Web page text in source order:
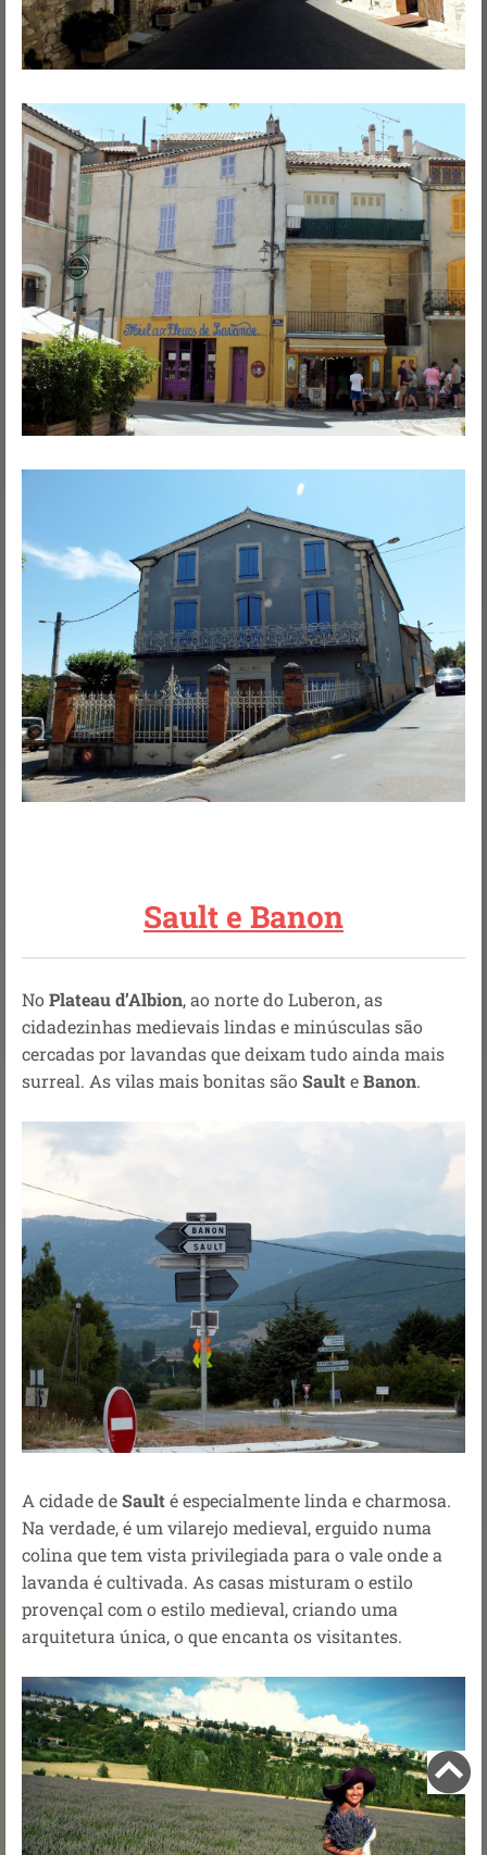
Sault e Banon
NoPlateau d’Albion, ao norte do Luberon, as
cidadezinhas medievais lindas e minúsculas são
cercadas por lavandas que deixam tudo ainda mais
surreal. As vilas mais bonitas sãoSaulteBanon.
A cidade deSaulté especialmente linda e charmosa.
Na verdade, é um vilarejo medieval, erguido numa
colina que tem vista privilegiada para o vale onde a
lavanda é cultivada. As casas misturam o estilo
provençal com o estilo medieval, criando uma
arquitetura única, o que encanta os visitantes.